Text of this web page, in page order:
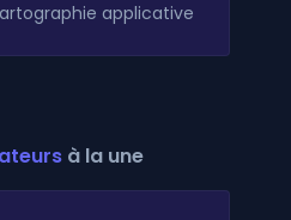
applicative
à la une